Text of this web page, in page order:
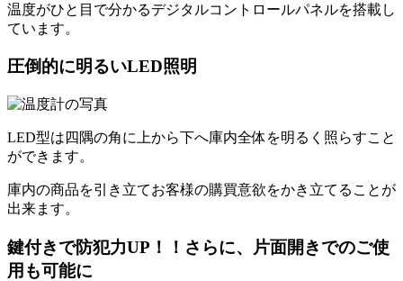
温度がひと目で分かるデジタルコントロールパネルを搭載し
ています。
圧倒的に明るいLED照明
LED型は四隅の角に上から下へ庫内全体を明るく照らすこと
ができます。
庫内の商品を引き立てお客様の購買意欲をかき立てることが
出来ます。
鍵付きで防犯力UP！！さらに、片面開きでのご使
用も可能に